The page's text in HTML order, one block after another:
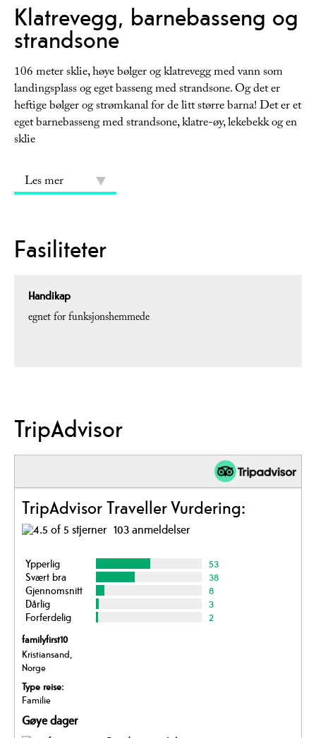
Klatrevegg, barnebasseng og
strandsone
106 meter sklie, høye bølger og klatrevegg med vann som
landingsplass og eget basseng med strandsone. Og det er
heftige bølger og strømkanal for de litt større barna! Det er et
eget barnebasseng med strandsone, klatre-øy, lekebekk og en
sklie
Les mer
Fasiliteter
Handikap
egnet for funksjonshemmede
TripAdvisor
TripAdvisor Traveller Vurdering:
103 anmeldelser
Ypperlig
53
Svært bra
38
Gjennomsnitt
8
Dårlig
3
Forferdelig
2
familyfirst10
Kristiansand,
Norge
Type reise:
Familie
Gøye dager